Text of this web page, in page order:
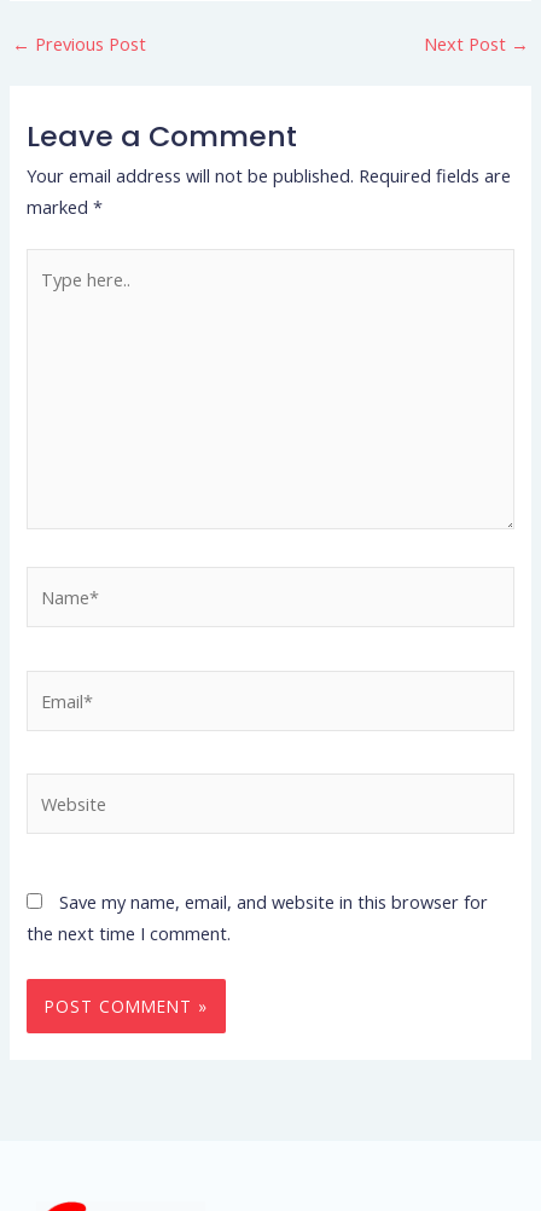
← Previous Post Next Post →
Leave a Comment
Your email address will not be published. Required fields are
marked*
here..
Save my name, email, and website in this browser for
the next time I comment.